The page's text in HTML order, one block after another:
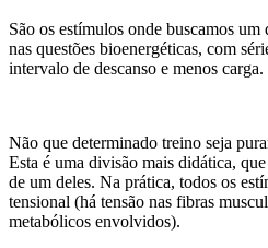
São os estímulos onde buscamos
nas questões bioenergéticas, com
intervalo de descanso e menos carga.
Não que determinado treino seja
Esta é uma divisão mais didática,
de um deles. Na prática, todos os
tensional (há tensão nas fibras
metabólicos envolvidos).